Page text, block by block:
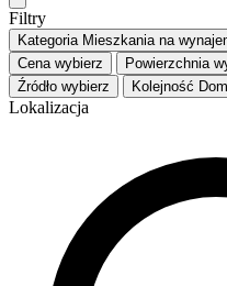
Filtry
Kategoria Mieszkania na
Cena wybierz Powierzchnia
Źródło wybierz Kolejność
Lokalizacja